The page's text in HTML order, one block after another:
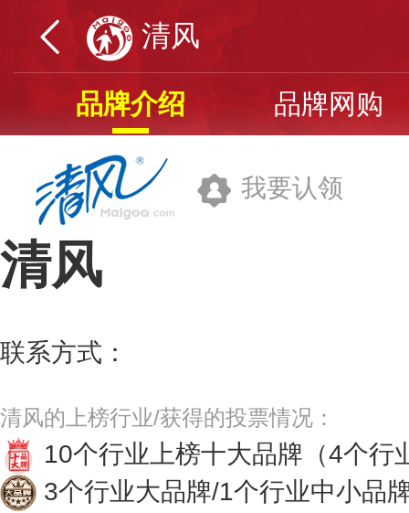
清风
品牌介绍 品牌网购
我要认领
清风
联系方式：
清风的上榜行业/获得的投票情况：
10个行业上榜十大品牌 （4个
3个行业大品牌/1个行业中小品